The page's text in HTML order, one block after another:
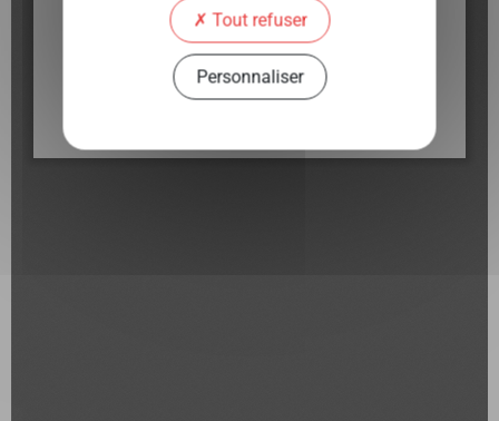
Tout refuser
Personnaliser